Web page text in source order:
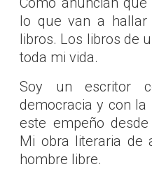
lo que van a
libros. Los libros de
toda mi vida.
Soy un escritor
democracia y con la
este empeño
Mi obra literaria de
hombre libre.